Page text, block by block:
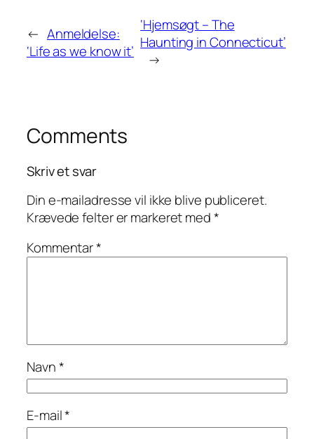
← Anmeldelse:
‘Life as we know it’
‘Hjemsøgt – The
Haunting in Connecticut’
→
Comments
Skriv et svar
Din e-mailadresse vil ikke blive publiceret.
Krævede felter er markeret med*
Kommentar*
Navn*
E-mail*